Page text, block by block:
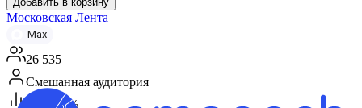
Московская Лента
Max
26 535
Смешанная аудитория
ERR 45%